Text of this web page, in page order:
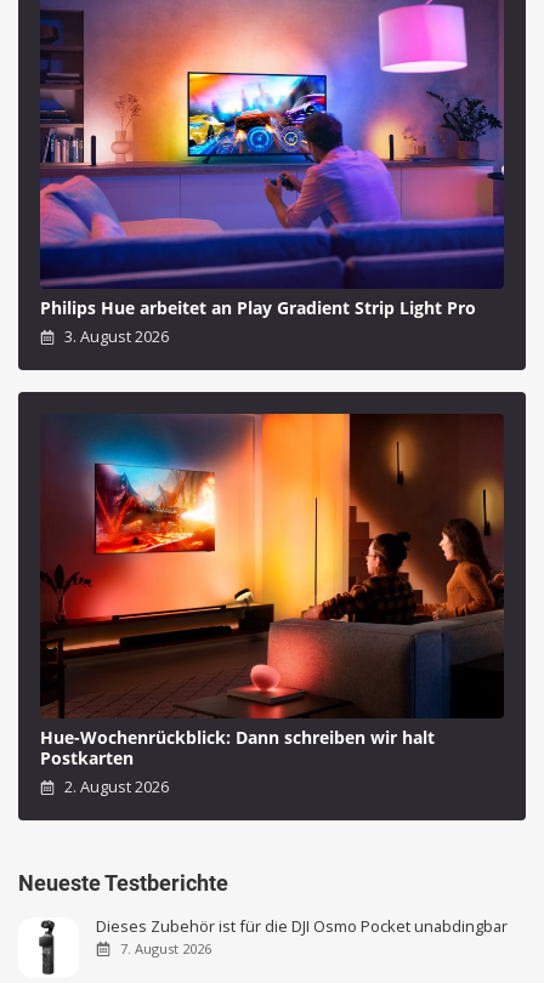
Philips Hue arbeitet an Play Gradient Strip Light Pro
3. August 2026
Hue-Wochenrückblick: Dann schreiben wir halt
Postkarten
2. August 2026
Neueste Testberichte
Dieses Zubehör ist für die DJI Osmo Pocket unabdingbar
7. August 2026